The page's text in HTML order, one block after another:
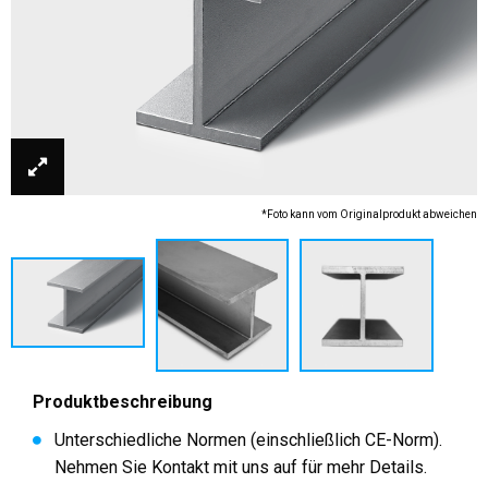
*Foto kann vom Originalprodukt abweichen
Produktbeschreibung
Unterschiedliche Normen (einschließlich CE-Norm).
Nehmen Sie Kontakt mit uns auf für mehr Details.